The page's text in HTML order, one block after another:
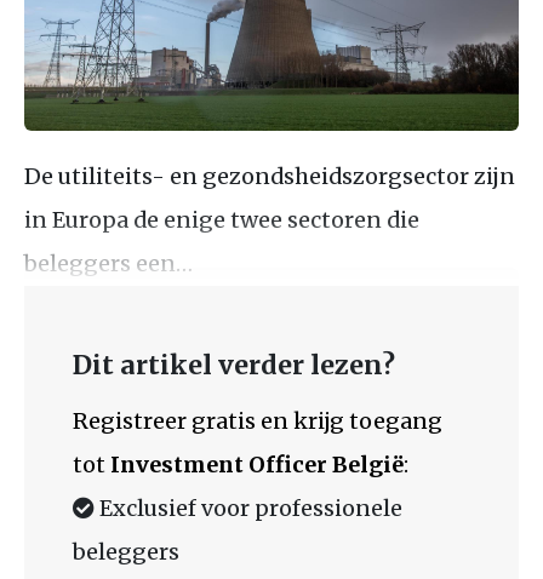
De utiliteits- en gezondsheidszorgsector zijn
in Europa de enige twee sectoren die
beleggers een…
Dit artikel verder lezen?
Registreer gratis en krijg toegang
tot Investment Officer België:
Exclusief voor professionele
beleggers